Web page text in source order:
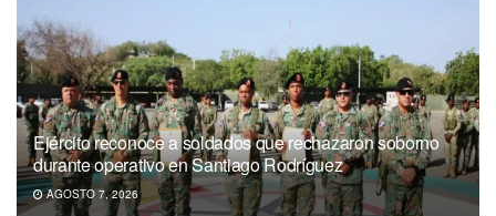
Ejército reconoce a soldados que rechazaron soborno
durante operativo en Santiago Rodríguez
AGOSTO 7, 2026